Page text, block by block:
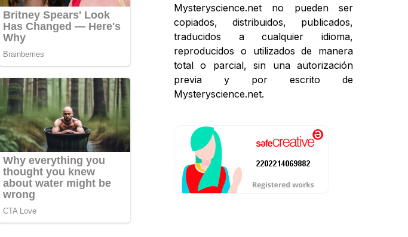
Mysteryscience.net no pueden ser
copiados, distribuidos, publicados,
traducidos a cualquier idioma,
reproducidos o utilizados de manera
total o parcial, sin una autorización
previa y por escrito de
Mysteryscience.net.